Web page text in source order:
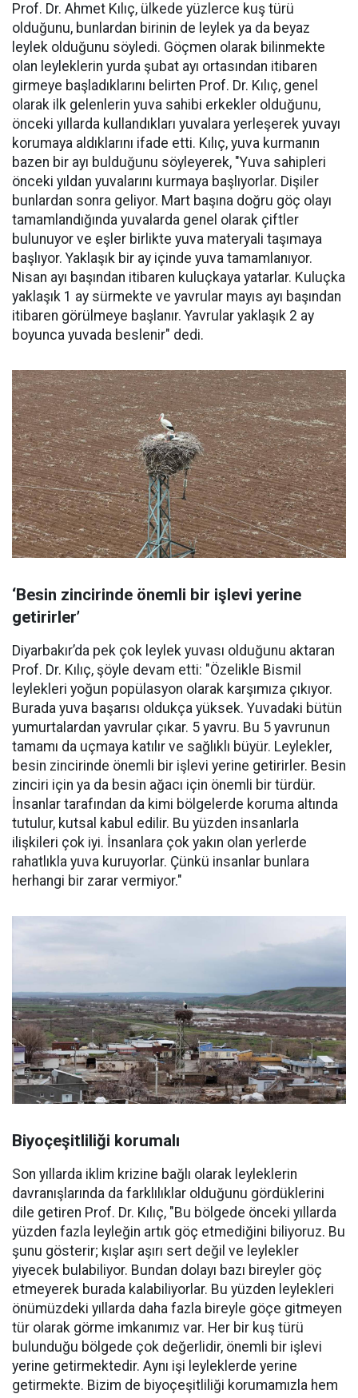
Prof. Dr. Ahmet Kılıç, ülkede yüzlerce kuş türü
olduğunu, bunlardan birinin de leylek ya da beyaz
leylek olduğunu söyledi. Göçmen olarak bilinmekte
olan leyleklerin yurda şubat ayı ortasından itibaren
girmeye başladıklarını belirten Prof. Dr. Kılıç, genel
olarak ilk gelenlerin yuva sahibi erkekler olduğunu,
önceki yıllarda kullandıkları yuvalara yerleşerek yuvayı
korumaya aldıklarını ifade etti. Kılıç, yuva kurmanın
bazen bir ayı bulduğunu söyleyerek, "Yuva sahipleri
önceki yıldan yuvalarını kurmaya başlıyorlar. Dişiler
bunlardan sonra geliyor. Mart başına doğru göç olayı
tamamlandığında yuvalarda genel olarak çiftler
bulunuyor ve eşler birlikte yuva materyali taşımaya
başlıyor. Yaklaşık bir ay içinde yuva tamamlanıyor.
Nisan ayı başından itibaren kuluçkaya yatarlar. Kuluçka
yaklaşık 1 ay sürmekte ve yavrular mayıs ayı başından
itibaren görülmeye başlanır. Yavrular yaklaşık 2 ay
boyunca yuvada beslenir" dedi.
‘Besin zincirinde önemli bir işlevi yerine
getirirler’
Diyarbakır’da pek çok leylek yuvası olduğunu aktaran
Prof. Dr. Kılıç, şöyle devam etti: "Özelikle Bismil
leylekleri yoğun popülasyon olarak karşımıza çıkıyor.
Burada yuva başarısı oldukça yüksek. Yuvadaki bütün
yumurtalardan yavrular çıkar. 5 yavru. Bu 5 yavrunun
tamamı da uçmaya katılır ve sağlıklı büyür. Leylekler,
besin zincirinde önemli bir işlevi yerine getirirler. Besin
zinciri için ya da besin ağacı için önemli bir türdür.
İnsanlar tarafından da kimi bölgelerde koruma altında
tutulur, kutsal kabul edilir. Bu yüzden insanlarla
ilişkileri çok iyi. İnsanlara çok yakın olan yerlerde
rahatlıkla yuva kuruyorlar. Çünkü insanlar bunlara
herhangi bir zarar vermiyor."
Biyoçeşitliliği korumalı
Son yıllarda iklim krizine bağlı olarak leyleklerin
davranışlarında da farklılıklar olduğunu gördüklerini
dile getiren Prof. Dr. Kılıç, "Bu bölgede önceki yıllarda
yüzden fazla leyleğin artık göç etmediğini biliyoruz. Bu
şunu gösterir; kışlar aşırı sert değil ve leylekler
yiyecek bulabiliyor. Bundan dolayı bazı bireyler göç
etmeyerek burada kalabiliyorlar. Bu yüzden leylekleri
önümüzdeki yıllarda daha fazla bireyle göçe gitmeyen
tür olarak görme imkanımız var. Her bir kuş türü
bulunduğu bölgede çok değerlidir, önemli bir işlevi
yerine getirmektedir. Aynı işi leyleklerde yerine
getirmekte. Bizim de biyoçeşitliliği korumamızla hem